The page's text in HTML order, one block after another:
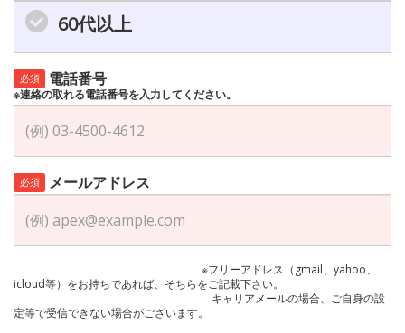
60代以上
必須 電話番号
※連絡の取れる電話番号を入力してください。
必須 メールアドレス
※フリーアドレス（gmail、yahoo、
icloud等）をお持ちであれば、そちらをご記載下さい。
キャリアメールの場合、ご自身の設
定等で受信できない場合がございます。